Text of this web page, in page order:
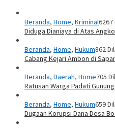
Beranda, Home, Kriminal6267
Diduga Dianiaya di Atas
Beranda, Home, Hukum862
Cabang Kejari Ambon di
Beranda, Daerah, Home705
Ratusan Warga Padati
Beranda, Home, Hukum659
Dugaan Korupsi Dana Desa